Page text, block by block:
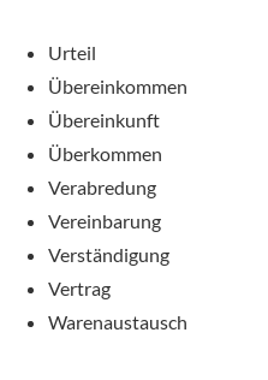
Urteil
Übereinkommen
Übereinkunft
Überkommen
Verabredung
Vereinbarung
Verständigung
Vertrag
Warenaustausch